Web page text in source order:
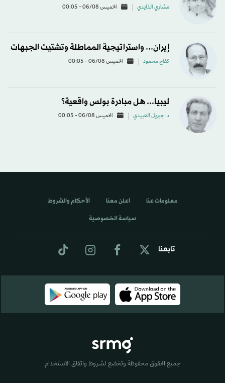
مشاري الذايدي الخميس 06/08 - 00:05
إيران... واستراتيجية المماطلة وتشتيت الجبهات
كفاح محمود الخميس 06/08 - 00:05
ليبيا... هل مبادرة بولس واقعية؟
د. جبريل العبيدي الخميس 06/08 - 00:05
تابعنا
معلومات عنا اعلن معنا الأحكام والشروط
سياسة الخصوصية
جميع الحقوق محفوظة وتخضع لشروط واتفاق الاستخدام